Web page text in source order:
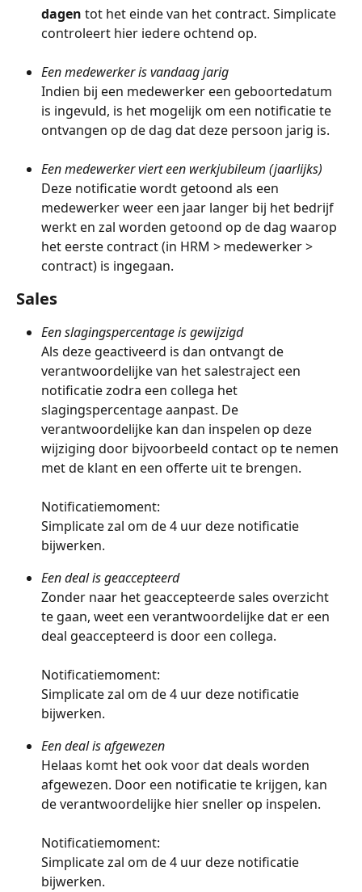
dagen tot het einde van het contract. Simplicate
controleert hier iedere ochtend op.
Een medewerker is vandaag jarig
Indien bij een medewerker een geboortedatum
is ingevuld, is het mogelijk om een notificatie te
ontvangen op de dag dat deze persoon jarig is.
Een medewerker viert een werkjubileum (jaarlijks)
Deze notificatie wordt getoond als een
medewerker weer een jaar langer bij het bedrijf
werkt en zal worden getoond op de dag waarop
het eerste contract (in HRM > medewerker >
contract) is ingegaan.
Sales
Een slagingspercentage is gewijzigd
Als deze geactiveerd is dan ontvangt de
verantwoordelijke van het salestraject een
notificatie zodra een collega het
slagingspercentage aanpast. De
verantwoordelijke kan dan inspelen op deze
wijziging door bijvoorbeeld contact op te nemen
met de klant en een offerte uit te brengen.
Notificatiemoment:
Simplicate zal om de 4 uur deze notificatie
bijwerken.
Een deal is geaccepteerd
Zonder naar het geaccepteerde sales overzicht
te gaan, weet een verantwoordelijke dat er een
deal geaccepteerd is door een collega.
Notificatiemoment:
Simplicate zal om de 4 uur deze notificatie
bijwerken.
Een deal is afgewezen
Helaas komt het ook voor dat deals worden
afgewezen. Door een notificatie te krijgen, kan
de verantwoordelijke hier sneller op inspelen.
Notificatiemoment:
Simplicate zal om de 4 uur deze notificatie
bijwerken.